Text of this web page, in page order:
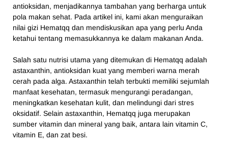
antioksidan, menjadikannya tambahan yang berharga untuk
pola makan sehat. Pada artikel ini, kami akan menguraikan
nilai gizi Hematqq dan mendiskusikan apa yang perlu Anda
ketahui tentang memasukkannya ke dalam makanan Anda.
Salah satu nutrisi utama yang ditemukan di Hematqq adalah
astaxanthin, antioksidan kuat yang memberi warna merah
cerah pada alga. Astaxanthin telah terbukti memiliki sejumlah
manfaat kesehatan, termasuk mengurangi peradangan,
meningkatkan kesehatan kulit, dan melindungi dari stres
oksidatif. Selain astaxanthin, Hematqq juga merupakan
sumber vitamin dan mineral yang baik, antara lain vitamin C,
vitamin E, dan zat besi.